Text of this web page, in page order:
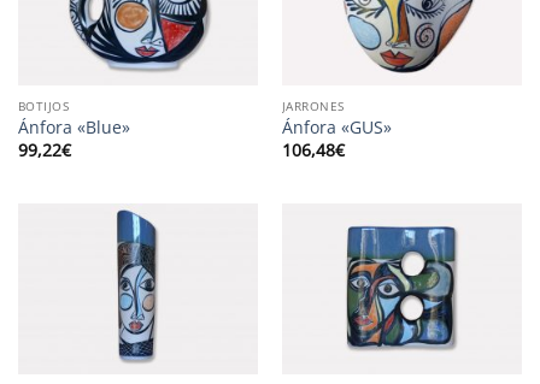
BOTIJOS
Ánfora «Blue»
99,22€
JARRONES
Ánfora «GUS»
106,48€